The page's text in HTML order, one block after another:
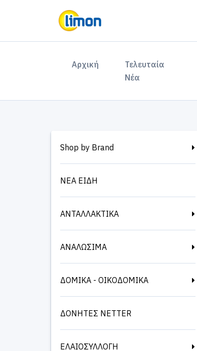
Αρχική (current)Τελευταία
Νέα
Shop by Brand
ΝΕΑ ΕΙΔΗ
ΑΝΤΑΛΛΑΚΤΙΚΑ
ΑΝΑΛΩΣΙΜΑ
ΔΟΜΙΚΑ - ΟΙΚΟΔΟΜΙΚΑ
ΔΟΝΗΤΕΣ NETTER
ΕΛΑΙΟΣΥΛΛΟΓΗ